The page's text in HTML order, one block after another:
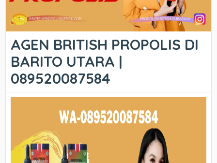
AGEN BRITISH PROPOLIS DI
BARITO UTARA |
089520087584